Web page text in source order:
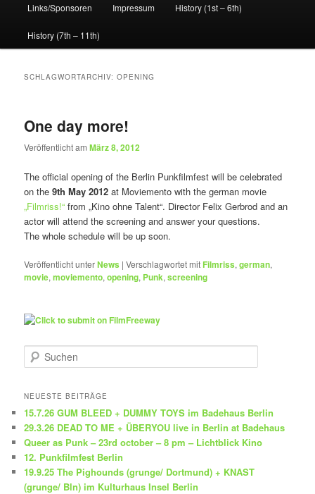
Links/Sponsoren Impressum History (1st – 6th)
History (7th – 11th)
SCHLAGWORTARCHIV:OPENING
One day more!
Veröffentlicht amMärz 8, 2012
The official opening of the Berlin Punkfilmfest will be celebrated
on the9th May 2012 at Moviemento with the german movie
„Filmriss!“ from „Kino ohne Talent“. Director Felix Gerbrod and an
actor will attend the screening and answer your questions.
The whole schedule will be up soon.
Veröffentlicht unterNews |Verschlagwortet mit Filmriss,german,
movie,moviemento,opening, Punk,screening
u
h
n
NEUESTE BEITRÄGE
15.7.26 GUM BLEED + DUMMY TOYS im Badehaus Berlin
29.3.26 DEAD TO ME + ÜBERYOU live in Berlin at Badehaus
Queer as Punk – 23rd october – 8 pm – Lichtblick Kino
12. Punkfilmfest Berlin
19.9.25 The Pighounds (grunge/ Dortmund) + KNAST
(grunge/ Bln) im Kulturhaus Insel Berlin